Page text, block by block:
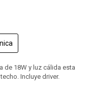
de 18W y luz cálida esta
Incluye driver.